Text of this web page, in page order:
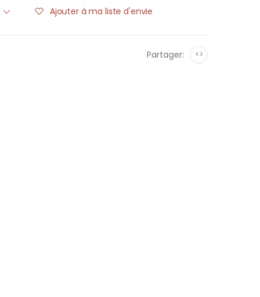
Ajouter à ma liste d'envie
Partager: <>